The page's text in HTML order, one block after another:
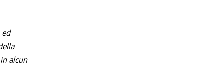
alcun